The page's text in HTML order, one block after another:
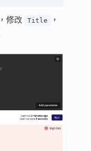
，修改 Title
，